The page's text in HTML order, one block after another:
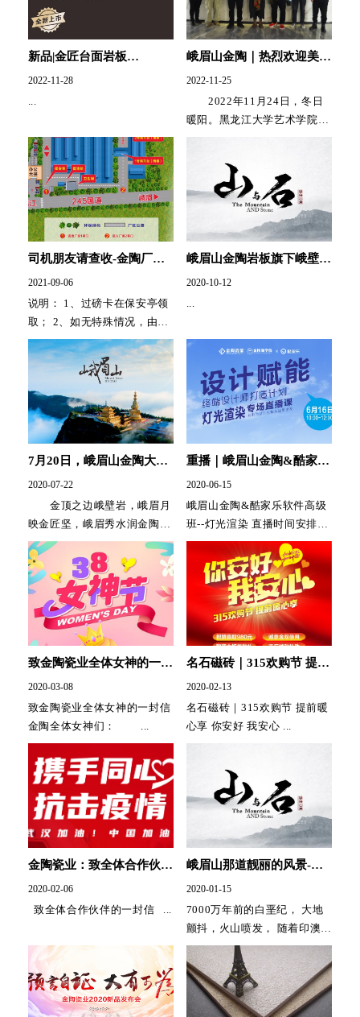
新品|金匠台面岩板
800*2600*14mm /
2022-11-28
...
峨眉山金陶｜热烈欢迎美院
教授、博士生导师一行亲临
2022-11-25
2022年11月24日，冬日
暖阳。黑龙江大学艺术学院教
授、韩国秋溪艺术大学博士生
家一级美术师权伍松；...
司机朋友请查收-金陶厂区
装货平面图
2021-09-06
说明： 1、过磅卡在保安亭领
取； 2、如无特殊情况，由1
号门进出； 3、取票在办...
峨眉山金陶岩板旗下峨壁古
岩品牌--山与石（中文版）
2020-10-12
...
7月20日，峨眉山金陶大板
岩板惊艳佛山潭洲展
2020-07-22
金顶之边峨壁岩，峨眉月
映金匠坚，峨眉秀水润金陶。
2020年7月20日佛山·潭洲国际
展火热开...
重播｜峨眉山金陶&酷家乐
软件培训--灯光渲染
2020-06-15
峨眉山金陶&酷家乐软件高级
班--灯光渲染 直播时间安排：
6...
致金陶瓷业全体女神的一封
信
2020-03-08
致金陶瓷业全体女神的一封信
金陶全体女神们： ...
名石磁砖｜315欢购节 提前
暖心享 你安好我安心
2020-02-13
名石磁砖｜315欢购节 提前暖
心享 你安好 我安心 ...
金陶瓷业：致全体合作伙伴
的一封信
2020-02-06
致全体合作伙伴的一封信 ...
峨眉山那道靓丽的风景-峨
壁古岩的山与石
2020-01-15
7000万年前的白垩纪， 大地
颤抖，火山喷发， 随着印澳板
块与欧亚大陆板块碰撞 ...